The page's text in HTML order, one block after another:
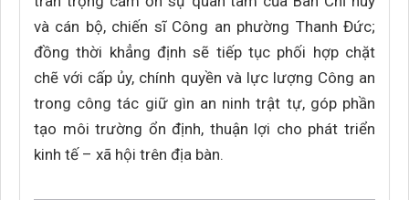
và cán bộ, chiến sĩ Công an phường Thanh Đức;
đồng thời khẳng định sẽ tiếp tục phối hợp chặt
chẽ với cấp ủy, chính quyền và lực lượng Công an
trong công tác giữ gìn an ninh trật tự, góp phần
tạo môi trường ổn định, thuận lợi cho phát triển
kinh tế – xã hội trên địa bàn.